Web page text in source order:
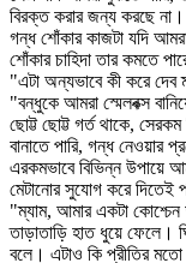
বিরক্ত করার জন্য করছে না।
গন্ধ শোঁকার কাজটা যদি
শোঁকার চাহিদা তার কমতে
"এটা অন্যভাবে কী করে দেব
"বন্ধুকে আমরা স্মেলবক্স
ছোট্ট ছোট্ট গর্ত থাকে,
বানাতে পারি, গন্ধ নেওয়ার
এরকমভাবে বিভিন্ন উপায়ে
মেটানোর সুযোগ করে দিতেই
"ম্যাম, আমার একটা কোশ্চেন
তাড়াতাড়ি হাত ধুয়ে ফেলে।
বলে। এটাও কি প্রীতির